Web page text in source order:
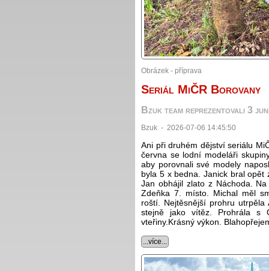
Obrázek - příprava
Seriál MiČR Borovany
Bzuk team reprezentovali 3
Bzuk - 2026-07-06 14:45:50
Ani při druhém dějství seriálu
června se lodní modeláři
aby porovnali své modely
byla 5 x bedna. Janick bral
Jan obhájil zlato z Náchoda.
Zdeňka 7. místo. Michal měl
roští. Nejtěsnější prohru
stejně jako vítěz. Prohrála s
vteřiny.Krásný výkon.
...více...